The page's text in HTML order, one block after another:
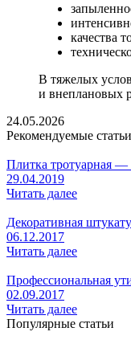
качества
В тяжелых
и внеплановых
24.05.2026
Рекомендуемые статьи
Плитка тротуарная
29.04.2019
Читать далее
Декоративная
06.12.2017
Читать далее
Профессиональная
02.09.2017
Читать далее
Популярные статьи